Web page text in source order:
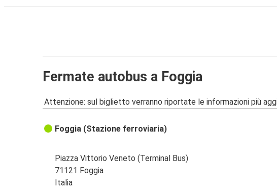
Fermate autobus a Foggia
Attenzione: sul biglietto verranno riportate le informazioni più
Foggia (Stazione ferroviaria)
Piazza Vittorio Veneto (Terminal Bus)
71121 Foggia
Italia